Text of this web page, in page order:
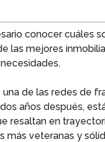
conocer cuáles
las mejores
de las redes de
años después,
resaltan en
más veteranas y